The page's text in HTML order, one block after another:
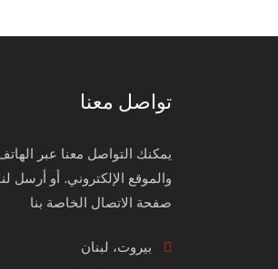
تواصل معنا
يمكنك التواصل معنا عبر الهاتف
والموقع الإلكتروني. أو أرسل
صفحة الاتصال الخاصة بنا
بيروت، لبنان